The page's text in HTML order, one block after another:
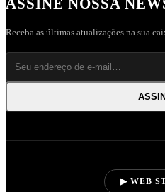
ASSINE NOSSA
Receba as últimas atualizações na sua
▶ WEB